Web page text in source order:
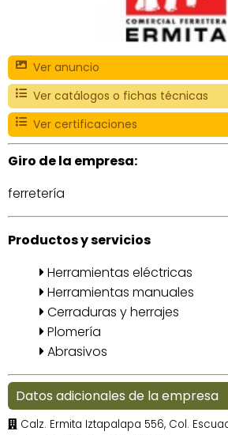
Ver anuncio
Ver catálogos o fichas técnicas
Ver certificaciones
Giro de la empresa:
ferretería
Productos y servicios
Herramientas eléctricas
Herramientas manuales
Cerraduras y herrajes
Plomería
Abrasivos
Datos adicionales de la empresa
Calz. Ermita Iztapalapa 556, Col.